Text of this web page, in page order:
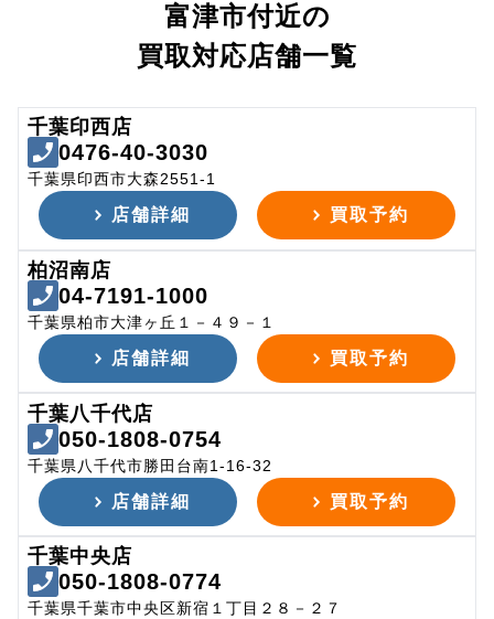
富津市付近の
買取対応店舗一覧
千葉印西店
0476-40-3030
千葉県印西市大森2551-1
店舗詳細 買取予約
柏沼南店
04-7191-1000
千葉県柏市大津ヶ丘１－４９－１
店舗詳細 買取予約
千葉八千代店
050-1808-0754
千葉県八千代市勝田台南1-16-32
店舗詳細 買取予約
千葉中央店
050-1808-0774
千葉県千葉市中央区新宿１丁目２８－２７